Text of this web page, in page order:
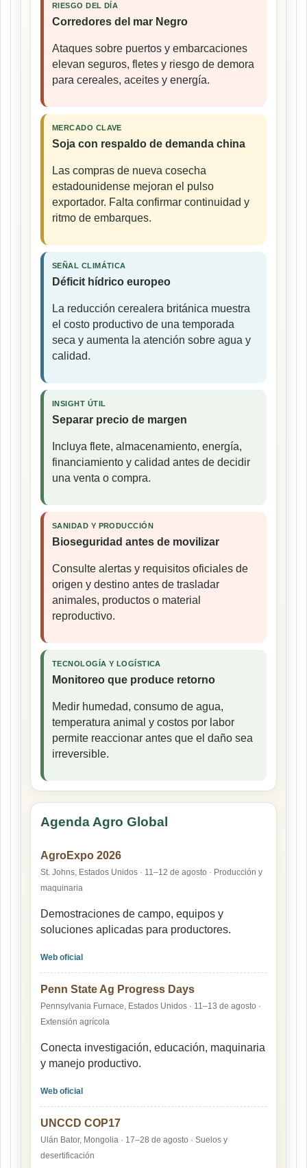
RIESGO DEL DÍA
Corredores del mar Negro
Ataques sobre puertos y embarcaciones
elevan seguros, fletes y riesgo de demora
para cereales, aceites y energía.
MERCADO CLAVE
Soja con respaldo de demanda china
Las compras de nueva cosecha
estadounidense mejoran el pulso
exportador. Falta confirmar continuidad y
ritmo de embarques.
SEÑAL CLIMÁTICA
Déficit hídrico europeo
La reducción cerealera británica muestra
el costo productivo de una temporada
seca y aumenta la atención sobre agua y
calidad.
INSIGHT ÚTIL
Separar precio de margen
Incluya flete, almacenamiento, energía,
financiamiento y calidad antes de decidir
una venta o compra.
SANIDAD Y PRODUCCIÓN
Bioseguridad antes de movilizar
Consulte alertas y requisitos oficiales de
origen y destino antes de trasladar
animales, productos o material
reproductivo.
TECNOLOGÍA Y LOGÍSTICA
Monitoreo que produce retorno
Medir humedad, consumo de agua,
temperatura animal y costos por labor
permite reaccionar antes que el daño sea
irreversible.
Agenda Agro Global
AgroExpo 2026
St. Johns, Estados Unidos · 11–12 de agosto · Producción y
maquinaria
Demostraciones de campo, equipos y
soluciones aplicadas para productores.
Web oficial
Penn State Ag Progress Days
Pennsylvania Furnace, Estados Unidos · 11–13 de agosto ·
Extensión agrícola
Conecta investigación, educación, maquinaria
y manejo productivo.
Web oficial
UNCCD COP17
Ulán Bator, Mongolia · 17–28 de agosto · Suelos y
desertificación